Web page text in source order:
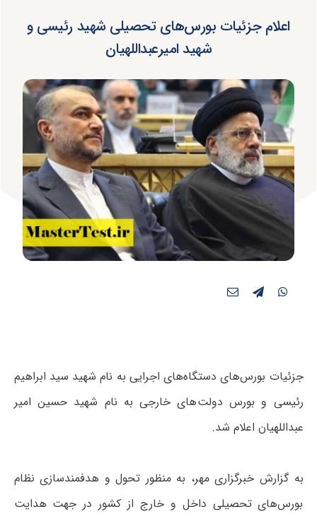
اعلام جزئیات بورس‌های تحصیلی شهید رئیسی و
شهید امیرعبداللهیان
جزئیات بورس‌های دستگاه‌های اجرایی به نام شهید سید ابراهیم
رئیسی و بورس دولت‌های خارجی به نام شهید حسین امیر
عبداللهیان اعلام شد.
به گزارش خبرگزاری مهر، به منظور تحول و هدفمندسازی نظام
بورس‌های تحصیلی داخل و خارج از کشور در جهت هدایت